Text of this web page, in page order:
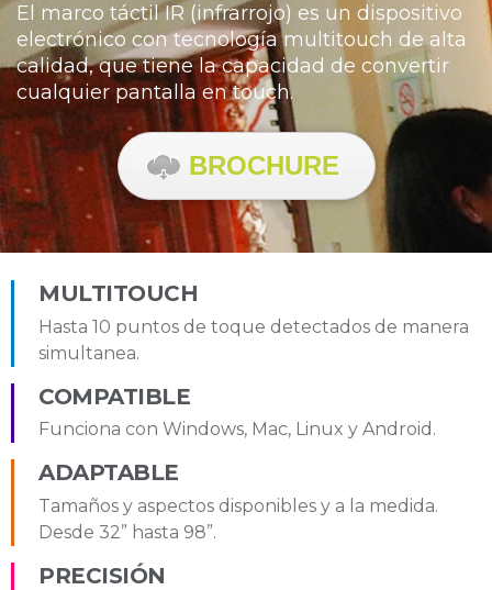
El marco táctil IR (infrarrojo) es un dispositivo
electrónico contecnología multitouch de alta
calidad, que tiene la capacidad de convertir
cualquier pantalla en touch.
BROCHURE
MULTITOUCH
Hasta 10 puntos de toque detectados de manera
simultanea.
COMPATIBLE
Funciona con Windows, Mac, Linux y Android.
ADAPTABLE
Tamaños y aspectos disponibles y a la medida.
Desde 32” hasta 98”.
PRECISIÓN